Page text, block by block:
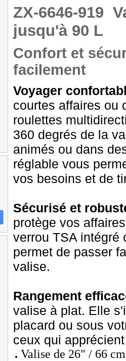
ZX-6646-919
jusqu'à 90 L
Confort et
facilement
Voyager
courtes affaires ou
roulettes
360 degrés de la
animés ou dans
réglable vous
vos besoins et de
Sécurisé et
protège vos
verrou TSA intégré
permet de passer
valise.
Rangement
valise à plat. Elle
placard ou sous
ceux qui
Valise de 26" / 66